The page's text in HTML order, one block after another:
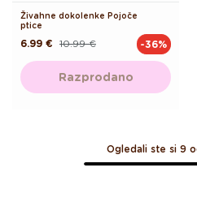
Živahne dokolenke Pojoče
ptice
Redna 10.99 €
Akcijska
6.99 € -36%
Razprodano
Ogledali ste si 9